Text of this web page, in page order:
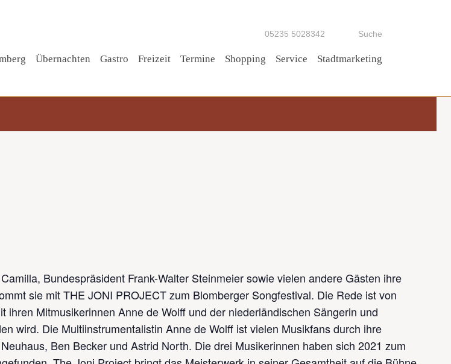
05235 5028342 Suche
Übernachten Gastro Freizeit
Tipp!
Tipp!
Termine Shopping Service Stadtmarketing
Bundespräsident Frank-Walter Steinmeier sowie vielen andere Gästen ihre
sie mit THE JONI PROJECT zum Blomberger Songfestival. Die Rede ist von
Mitmusikerinnen Anne de Wolff und der niederländischen Sängerin und
wird. Die Multiinstrumentalistin Anne de Wolff ist vielen Musikfans durch ihre
Ben Becker und Astrid North. Die drei Musikerinnen haben sich 2021 zum